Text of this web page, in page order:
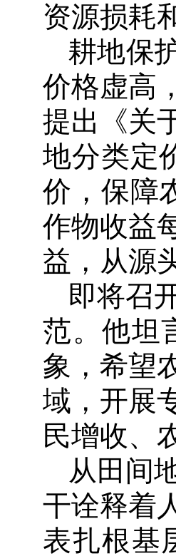
资源损耗
耕地保
价格虚高
提出《关
地分类定
价，保障
作物收益
益，从源
即将召
范。他坦
象，希望
域，开展
民增收、
从田间
干诠释着
表扎根基